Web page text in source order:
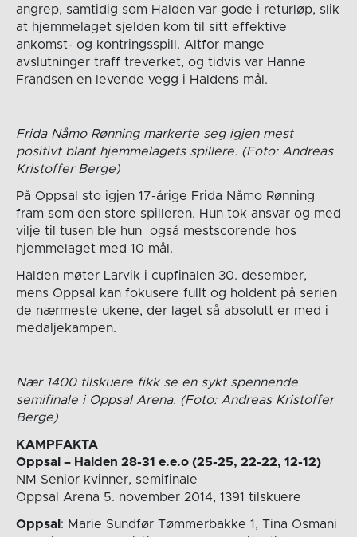
angrep, samtidig som Halden var gode i returløp, slik
at hjemmelaget sjelden kom til sitt effektive
ankomst- og kontringsspill. Altfor mange
avslutninger traff treverket, og tidvis var Hanne
Frandsen en levende vegg i Haldens mål.
Frida Nåmo Rønning markerte seg igjen mest
positivt blant hjemmelagets spillere. (Foto: Andreas
Kristoffer Berge)
På Oppsal sto igjen 17-årige Frida Nåmo Rønning
fram som den store spilleren. Hun tok ansvar og med
vilje til tusen ble hun også mestscorende hos
hjemmelaget med 10 mål.
Halden møter Larvik i cupfinalen 30. desember,
mens Oppsal kan fokusere fullt og holdent på serien
de nærmeste ukene, der laget så absolutt er med i
medaljekampen.
Nær 1400 tilskuere fikk se en sykt spennende
semifinale i Oppsal Arena. (Foto: Andreas Kristoffer
Berge)
KAMPFAKTA
Oppsal – Halden 28-31 e.e.o (25-25, 22-22, 12-12)
NM Senior kvinner, semifinale
Oppsal Arena 5. november 2014, 1391 tilskuere
Oppsal : Marie Sundfør Tømmerbakke 1, Tina Osmani